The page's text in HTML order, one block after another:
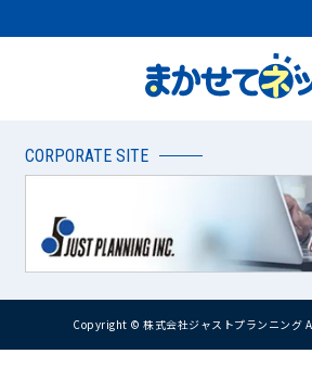
CORPORATE SITE
Copyright © 株式会社ジャストプランニング